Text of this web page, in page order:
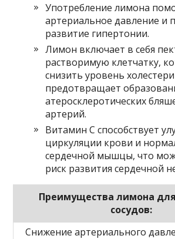
Употребление лимона
артериальное давление и
развитие гипертонии.
Лимон включает в себя
растворимую клетчатку,
снизить уровень
предотвращает
атеросклеротических
артерий.
Витамин C способствует
циркуляции крови и
сердечной мышцы, что
риск развития сердечной
Преимущества лимона
сосудов:
Снижение артериального